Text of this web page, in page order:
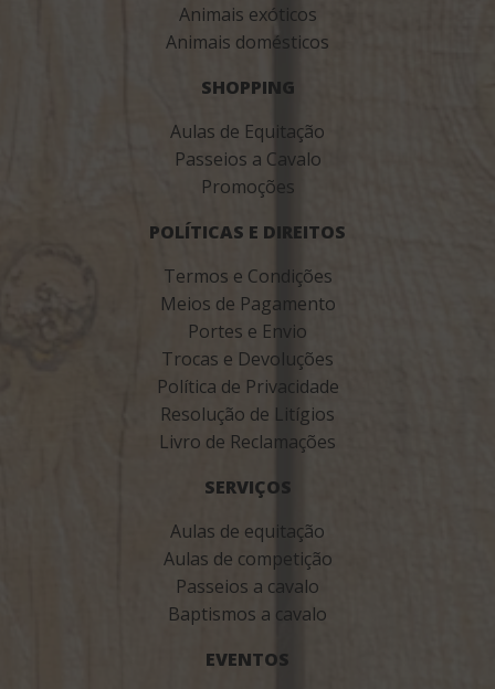
Animais exóticos
Animais domésticos
SHOPPING
Aulas de Equitação
Passeios a Cavalo
Promoções
POLÍTICAS E DIREITOS
Termos e Condições
Meios de Pagamento
Portes e Envio
Trocas e Devoluções
Política de Privacidade
Resolução de Litígios
Livro de Reclamações
SERVIÇOS
Aulas de equitação
Aulas de competição
Passeios a cavalo
Baptismos a cavalo
EVENTOS